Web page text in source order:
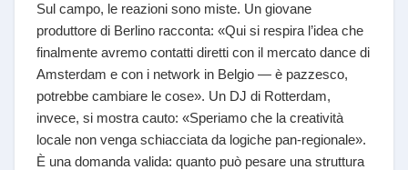
Sul campo, le reazioni sono miste. Un giovane
produttore di Berlino racconta: «Qui si respira l’idea che
finalmente avremo contatti diretti con il mercato dance di
Amsterdam e con i network in Belgio — è pazzesco,
potrebbe cambiare le cose». Un DJ di Rotterdam,
invece, si mostra cauto: «Speriamo che la creatività
locale non venga schiacciata da logiche pan-regionale».
È una domanda valida: quanto può pesare una struttura